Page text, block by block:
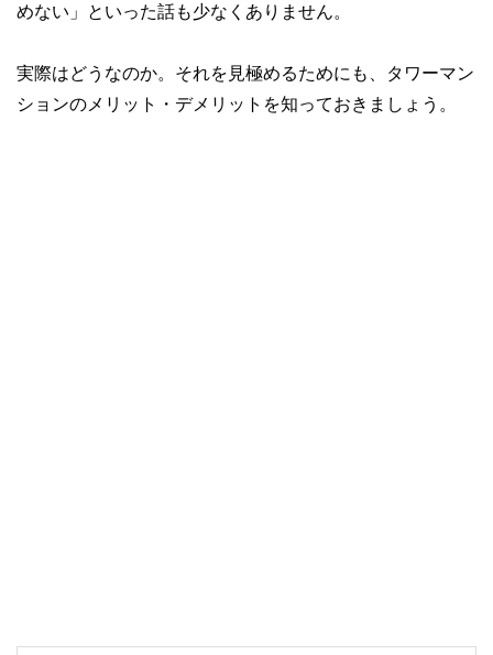
めない」といった話も少なくありません。
実際はどうなのか。それを見極めるためにも、タワーマン
ションのメリット・デメリットを知っておきましょう。